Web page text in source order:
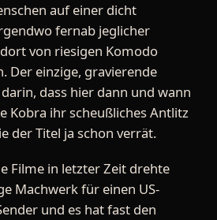
auf einer dicht
fernab jeglicher
von riesigen Komodo
Der einzige, gravierende
dass hier dann und wann
Kobra ihr scheußliches Antlitz
der Titel ja schon verrät.
Filme in letzter Zeit drehte
Machwerk für einen US-
und es hat fast den